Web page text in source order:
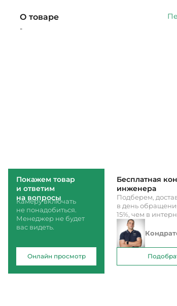
О товаре
-
Покажем товар
и ответим
на вопросы
Камеру включать
не понадобиться.
Менеджер не будет
вас видеть.
Онлайн просмотр
Бесплатная
инженера
Подберем,
в день
15%, чем в